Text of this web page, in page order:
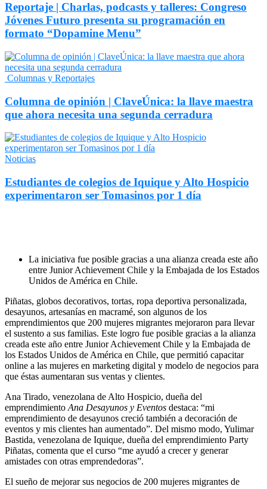
Reportaje | Charlas, podcasts y talleres: Congreso
Jóvenes Futuro presenta su programación en
formato “Dopamine Menu”
Columnas y Reportajes
Columna de opinión | ClaveÚnica: la llave maestra
que ahora necesita una segunda cerradura
Noticias
Estudiantes de colegios de Iquique y Alto Hospicio
experimentaron ser Tomasinos por 1 día
La iniciativa fue posible gracias a una alianza creada este año
entre Junior Achievement Chile y la Embajada de los Estados
Unidos de América en Chile.
Piñatas, globos decorativos, tortas, ropa deportiva personalizada,
desayunos, artesanías en macramé, son algunos de los
emprendimientos que 200 mujeres migrantes mejoraron para llevar
el sustento a sus familias. Este logro fue posible gracias a la alianza
creada este año entre Junior Achievement Chile y la Embajada de
los Estados Unidos de América en Chile, que permitió capacitar
online a las mujeres en marketing digital y modelo de negocios para
que éstas aumentaran sus ventas y clientes.
Ana Tirado, venezolana de Alto Hospicio, dueña del
emprendimiento Ana Desayunos y Eventos destaca: “mi
emprendimiento de desayunos creció también a decoración de
eventos y mis clientes han aumentado”. Del mismo modo, Yulimar
Bastida, venezolana de Iquique, dueña del emprendimiento Party
Piñatas, comenta que el curso “me ayudó a crecer y generar
amistades con otras emprendedoras”.
El sueño de mejorar sus negocios de 200 mujeres migrantes de